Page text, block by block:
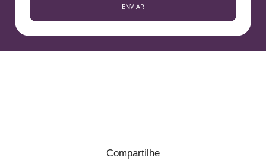
ENVIAR
Compartilhe